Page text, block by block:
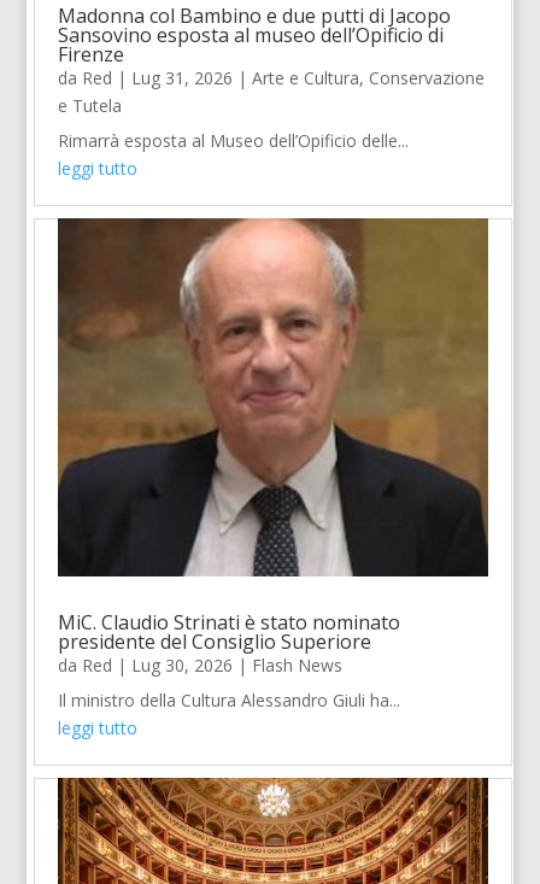
Madonna col Bambino e due putti di Jacopo
Sansovino esposta al museo dell’Opificio di
Firenze
da Red | Lug 31, 2026 |Arte e Cultura, Conservazione
e Tutela
Rimarrà esposta al Museo dell’Opificio delle...
leggi tutto
MiC. Claudio Strinati è stato nominato
presidente del Consiglio Superiore
da Red | Lug 30, 2026 | Flash News
Il ministro della Cultura Alessandro Giuli ha...
leggi tutto